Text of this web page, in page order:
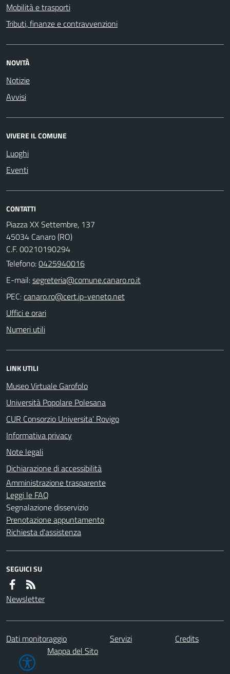
Mobilità e trasporti
Tributi, finanze e contravvenzioni
NOVITÀ
Notizie
Avvisi
VIVERE IL COMUNE
Luoghi
Eventi
CONTATTI
Piazza XX Settembre, 137
45034 Canaro (RO)
C.F. 00210190294
Telefono:0425940016
E-mail:
PEC:
Uffici e orari
Numeri utili
LINK UTILI
Museo Virtuale Garofolo
Università Popolare Polesana
CUR Consorzio Universita' Rovigo
Informativa privacy
Note legali
Dichiarazione di accessibilità
Amministrazione trasparente
Leggi le FAQ
Segnalazione disservizio
Prenotazione appuntamento
Richiesta d'assistenza
SEGUICI SU
Newsletter
Dati monitoraggio Servizi
Credits
Mappa del Sito